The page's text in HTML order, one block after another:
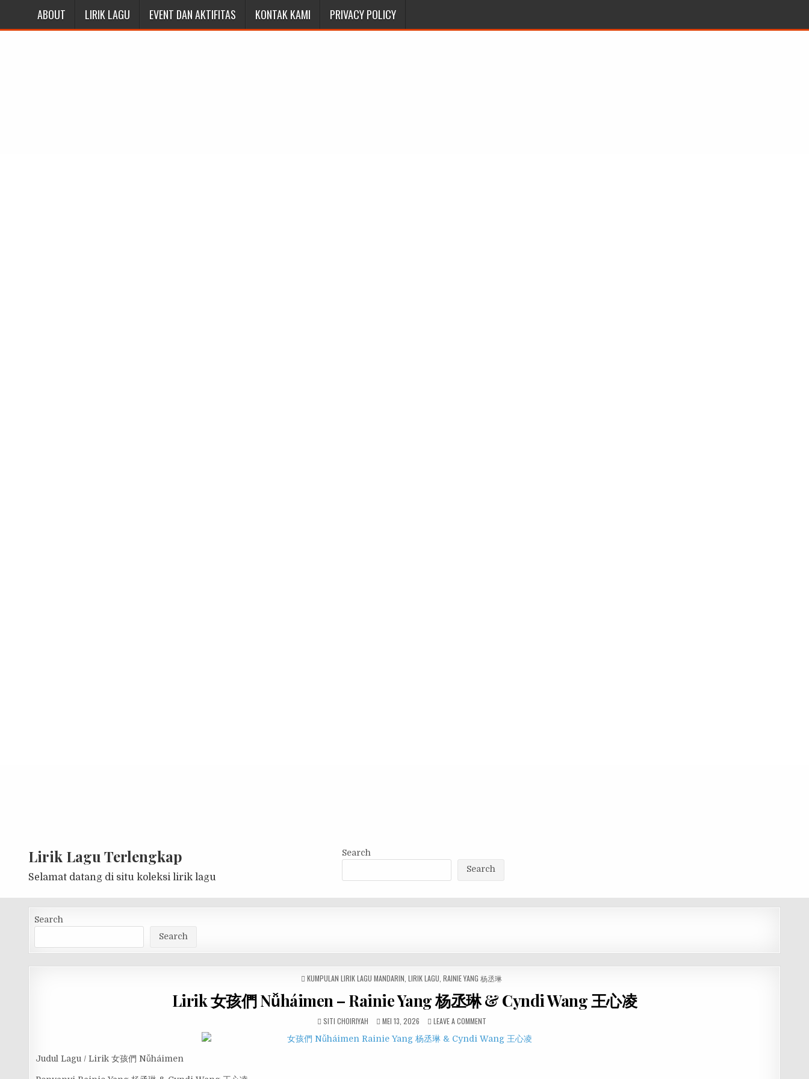
ABOUT LIRIK LAGU EVENT DAN AKTIFITAS KONTAK KAMI PRIVACY POLICY
Lirik Lagu Terlengkap
Selamat datang di situ koleksi lirik lagu
Search
Search
Search
Search
POSTED
KUMPULAN LIRIK LAGU MANDARIN LIRIK LAGU RAINIE YANG 杨丞琳
Lirik 女孩們 Nǚháimen – Rainie Yang 杨丞琳 & Cyndi Wang 王心凌
SITI CHOIRIYAH MEI 13, 2026 LEAVE A COMMENT
Judul Lagu / Lirik 女孩們 Nǚháimen